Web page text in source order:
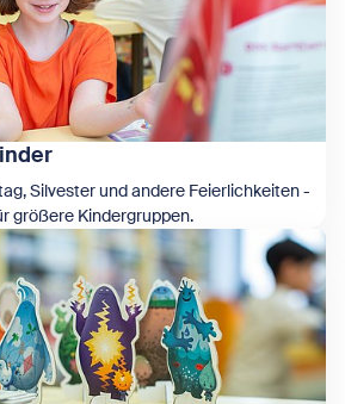
Silvester und andere Feierlichkeiten -
größere Kindergruppen.
Kinder